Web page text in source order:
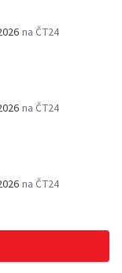
na ČT24
na ČT24
na ČT24